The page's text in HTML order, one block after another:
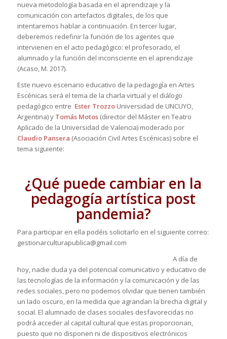
nueva metodología basada en el aprendizaje y la
comunicación con artefactos digitales, de los que
intentaremos hablar a continuación. En tercer lugar,
deberemos redefinir la función de los agentes que
intervienen en el acto pedagógico: el profesorado, el
alumnado y la función del inconsciente en el aprendizaje
(Acaso, M. 2017).
Este nuevo escenario educativo de la pedagogía en Artes
Escénicas será el tema de la charla virtual y el diálogo
pedagógico entre Ester TrozzoUniversidad de UNCUYO,
Argentina) y Tomás Motos(director del Máster en Teatro
Aplicado de la Universidad de Valencia) moderado por
Claudio Pansera (Asociación Civil Artes Escénicas) sobre el
tema siguiente:
¿Qué puede cambiar en la
pedagogía artística post
pandemia?
Para participar en ella podéis solicitarlo en el siguiente correo:
gestionarculturapublica@gmail.com
A día de
hoy, nadie duda ya del potencial comunicativo y educativo de
las tecnologías de la información y la comunicación y de las
redes sociales, pero no podemos olvidar que tienen también
un lado oscuro, en la medida que agrandan la brecha digital y
social. El alumnado de clases sociales desfavorecidas no
podrá acceder al capital cultural que estas proporcionan,
puesto que no disponen ni de dispositivos electrónicos